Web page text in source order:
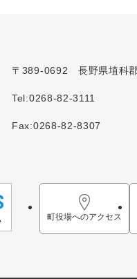
〒389-0692 長野県埴科
Tel:0268-82-3111
Fax:0268-82-8307
町役場へのアクセス